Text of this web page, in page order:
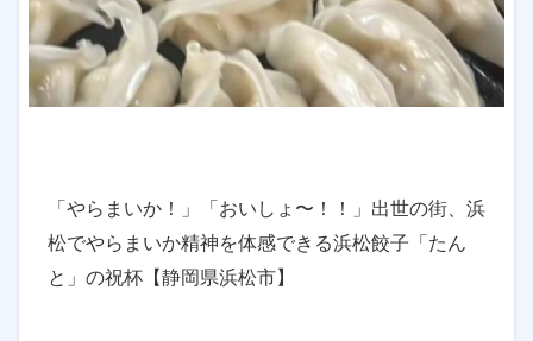
「やらまいか！」「おいしょ〜！！」出世の街、浜
松でやらまいか精神を体感できる浜松餃子「たん
と」の祝杯【静岡県浜松市】